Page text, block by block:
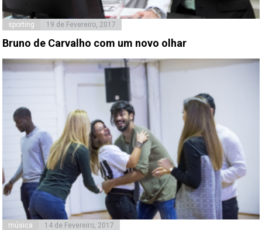
sporting 19 de Fevereiro, 2017
Bruno de Carvalho com um novo olhar
música 14 de Fevereiro, 2017